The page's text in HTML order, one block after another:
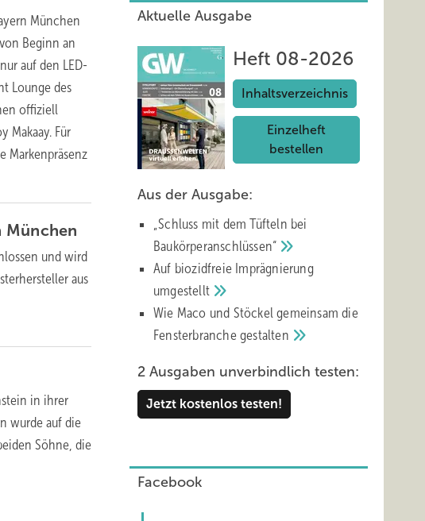
München
Beginn an
auf den LED-
Lounge des
offiziell
Makaay. Für
Markenpräsenz
München
und wird
aus
in ihrer
wurde auf die
Söhne, die
Aktuelle Ausgabe
Heft 08-2026
Inhaltsverzeichnis
Einzelheft
bestellen
Aus der Ausgabe:
„Schluss mit d em Tüfteln bei
Baukörperanschlüssen“
Auf biozidfreie Imprägnierung
umgestellt
Wie Maco und Stöckel gemeinsam die
Fensterbranche gestalten
2 Ausgaben unverbindlich testen:
Jetzt kostenlos testen!
Facebook